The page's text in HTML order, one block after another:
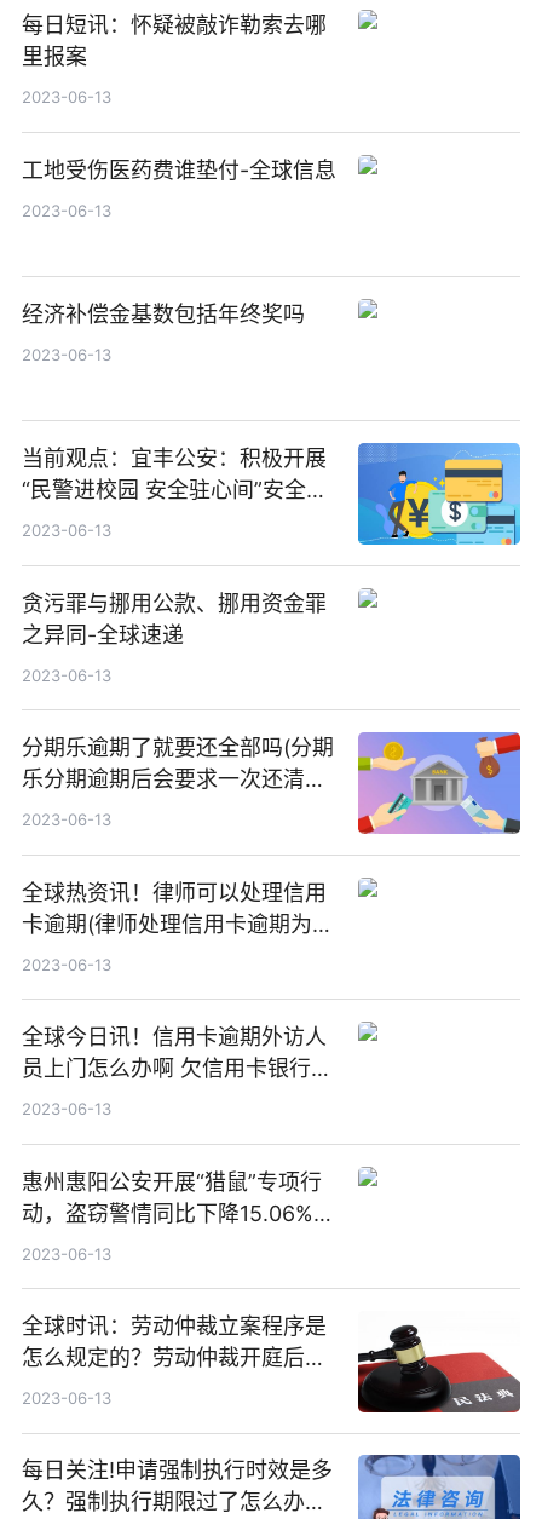
每日短讯：怀疑被敲诈勒索去哪
里报案
2023-06-13
工地受伤医药费谁垫付-全球信息
2023-06-13
经济补偿金基数包括年终奖吗
2023-06-13
当前观点：宜丰公安：积极开展
“民警进校园 安全驻心间”安全教
育活动
2023-06-13
贪污罪与挪用公款、挪用资金罪
之异同-全球速递
2023-06-13
分期乐逾期了就要还全部吗(分期
乐分期逾期后会要求一次还清全
部金额嘛)
2023-06-13
全球热资讯！律师可以处理信用
卡逾期(律师处理信用卡逾期为什
么要电话卡)
2023-06-13
全球今日讯！信用卡逾期外访人
员上门怎么办啊 欠信用卡银行外
派人员上门
2023-06-13
惠州惠阳公安开展“猎鼠”专项行
动，盗窃警情同比下降15.06%|
每日视讯
2023-06-13
全球时讯：劳动仲裁立案程序是
怎么规定的？劳动仲裁开庭后多
久才出结果？
2023-06-13
每日关注!申请强制执行时效是多
久？强制执行期限过了怎么办